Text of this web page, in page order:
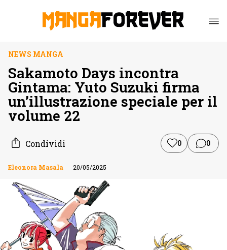
NEWS MANGA
Sakamoto Days incontra
Gintama: Yuto Suzuki firma
un’illustrazione speciale per il
volume 22
Condividi 0 0
Eleonora Masala 20/05/2025